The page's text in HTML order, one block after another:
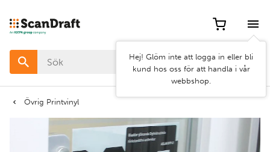
Hej! Glöm inte att logga in eller bli
kund hos oss för att handla i vår
webbshop.
Övrig Printvinyl
Filter
Färg